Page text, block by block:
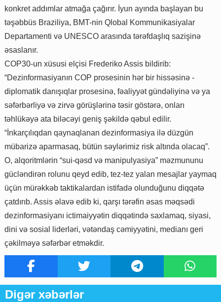
konkret addımlar atmağa çağırır. İyun ayında başlayan bu
təşəbbüs Braziliya, BMT-nin Qlobal Kommunikasiyalar
Departamenti və UNESCO arasında tərəfdaşlıq sazişinə
əsaslanır.
COP30-un xüsusi elçisi Frederiko Assis bildirib:
“Dezinformasiyanın COP prosesinin hər bir hissəsinə -
diplomatik danışıqlar prosesinə, fəaliyyət gündəliyinə və ya
səfərbərliyə və zirvə görüşlərinə təsir göstərə, onları
təhlükəyə ata biləcəyi geniş şəkildə qəbul edilir.
“İnkarçılıqdan qaynaqlanan dezinformasiya ilə düzgün
mübarizə aparmasaq, bütün səylərimiz risk altında olacaq”.
O, alqoritmlərin “sui-qəsd və manipulyasiya” məzmununu
gücləndirən rolunu qeyd edib, tez-tez yalan mesajlar yaymaq
üçün mürəkkəb taktikalardan istifadə olunduğunu diqqətə
çatdırıb. Assis əlavə edib ki, qarşı tərəfin əsas məqsədi
dezinformasiyanı ictimaiyyətin diqqətində saxlamaq, siyasi,
dini və sosial liderləri, vətəndaş cəmiyyətini, medianı geri
çəkilməyə səfərbər etməkdir.
Digər xəbərlər